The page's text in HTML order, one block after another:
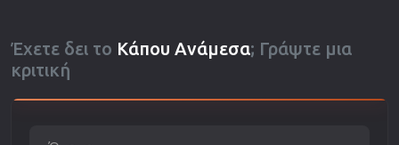
Έχετε δει το Κάπου Ανάμεσα; Γράψτε μια
κριτική